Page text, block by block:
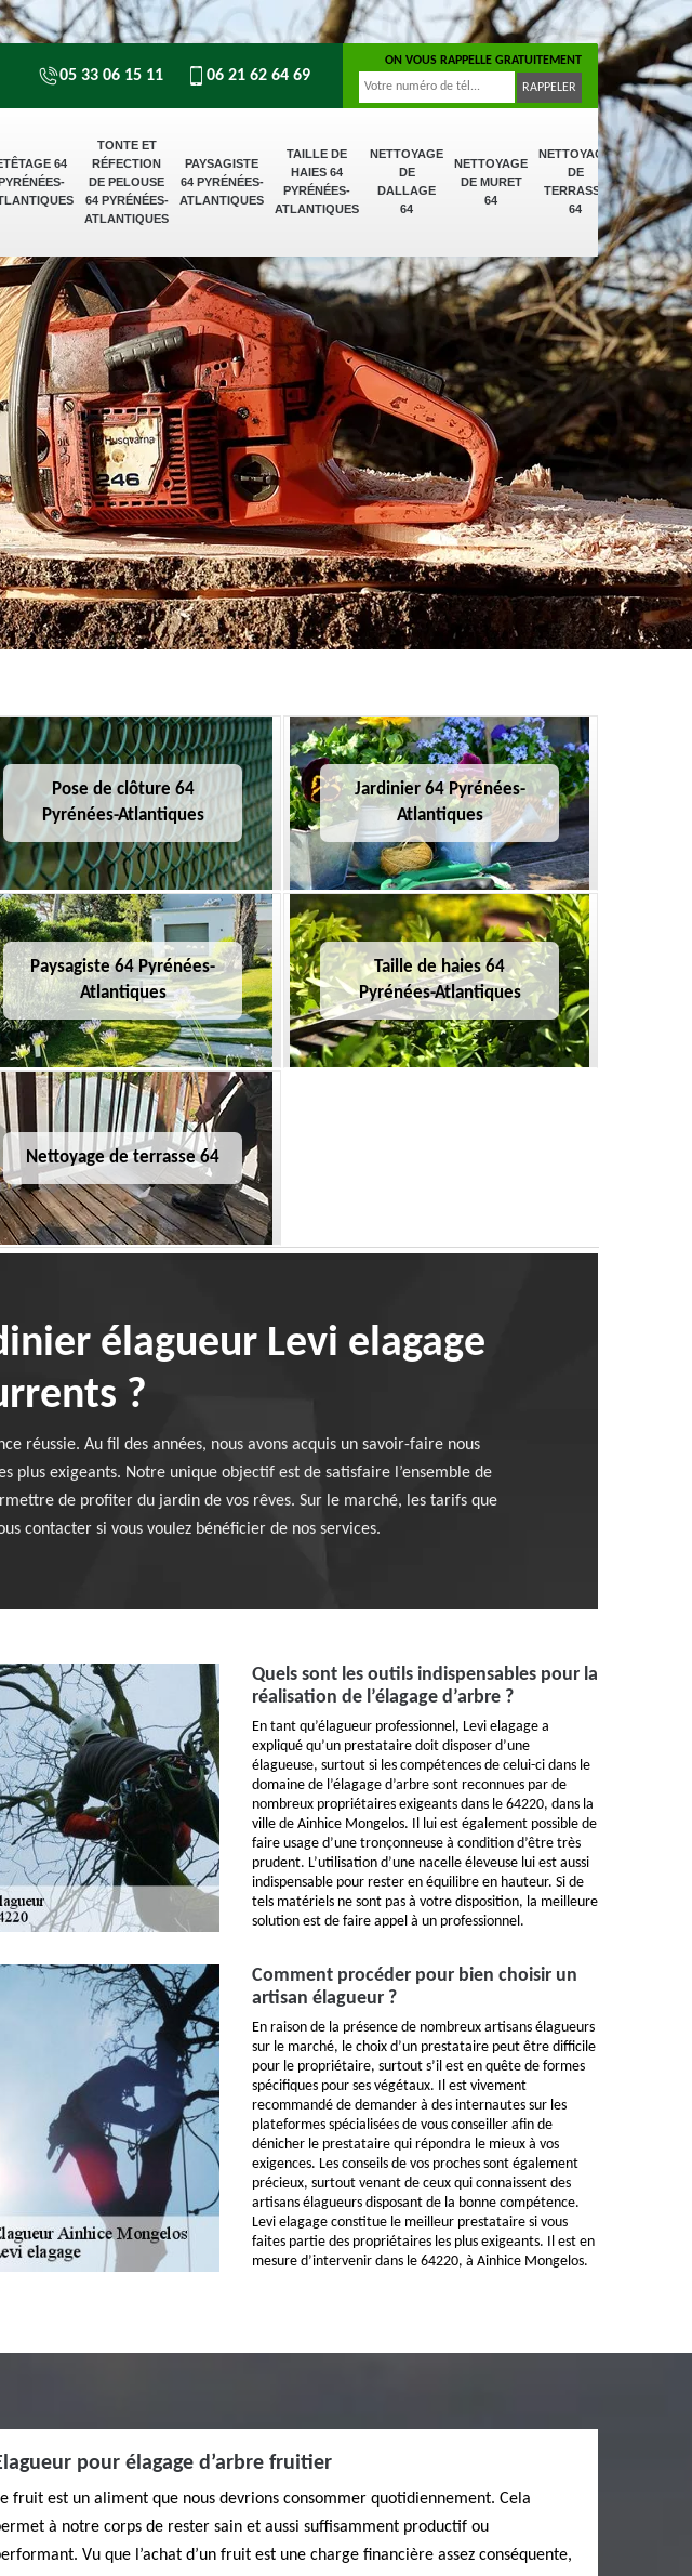
64
TONTE ET
RÉFECTION
DE PELOUSE
64 PYRÉNÉES-
ATLANTIQUES
PAYSAGISTE
64 PYRÉNÉES-
ATLANTIQUES
TAILLE DE
HAIES 64
PYRÉNÉES-
ATLANTIQUES
NETTOYAGE
DE
DALLAGE
64
NETTOYAGE
DE MURET
64
NETTOYAGE
DE
TERRASSE
64
05 33 06 15 11 06 21 62 64 69
ON VOUS RAPPELLE GRATUITEMENT
Pose de clôture 64
Pyrénées-Atlantiques
Jardinier 64 Pyrénées-
Atlantiques
Paysagiste 64 Pyrénées-
Atlantiques
Taille de haies 64
Pyrénées-Atlantiques
Nettoyage de terrasse 64
élagueur Levi elagage
?
réussie. Au fil des années, nous avons acquis un savoir-faire nous
exigeants. Notre unique objectif est de satisfaire l’ensemble de
de profiter du jardin de vos rêves. Sur le marché, les tarifs que
contacter si vous voulez bénéficier de nos services.
Quels sont les outils indispensables pour la
réalisation de l’élagage d’arbre ?
En tant qu’élagueur professionnel, Levi elagage a
expliqué qu’un prestataire doit disposer d’une
élagueuse, surtout si les compétences de celui-ci dans le
domaine de l’élagage d’arbre sont reconnues par de
nombreux propriétaires exigeants dans le 64220, dans la
ville de Ainhice Mongelos. Il lui est également possible de
faire usage d’une tronçonneuse à condition d’être très
prudent. L’utilisation d’une nacelle éleveuse lui est aussi
indispensable pour rester en équilibre en hauteur. Si de
tels matériels ne sont pas à votre disposition, la meilleure
solution est de faire appel à un professionnel.
Comment procéder pour bien choisir un
artisan élagueur ?
En raison de la présence de nombreux artisans élagueurs
sur le marché, le choix d’un prestataire peut être difficile
pour le propriétaire, surtout s’il est en quête de formes
spécifiques pour ses végétaux. Il est vivement
recommandé de demander à des internautes sur les
plateformes spécialisées de vous conseiller afin de
dénicher le prestataire qui répondra le mieux à vos
exigences. Les conseils de vos proches sont également
précieux, surtout venant de ceux qui connaissent des
artisans élagueurs disposant de la bonne compétence.
Levi elagage constitue le meilleur prestataire si vous
faites partie des propriétaires les plus exigeants. Il est en
mesure d’intervenir dans le 64220, à Ainhice Mongelos.
pour élagage d’arbre fruitier
fruit est un aliment que nous devrions consommer quotidiennement. Cela
à notre corps de rester sain et aussi suffisamment productif ou
Vu que l’achat d’un fruit est une charge financière assez conséquente,